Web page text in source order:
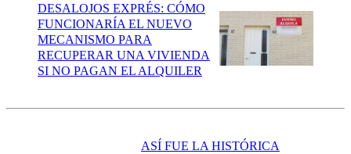
DESALOJOS EXPRÉS: CÓMO
FUNCIONARÍA EL NUEVO
MECANISMO PARA
RECUPERAR UNA VIVIENDA
SI NO PAGAN EL ALQUILER
ASÍ FUE LA HISTÓRICA